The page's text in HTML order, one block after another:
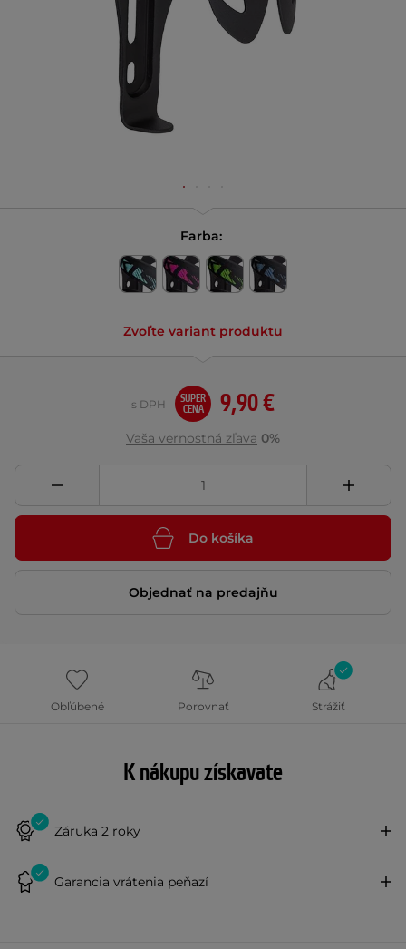
Farba:
Zvoľte variant produktu
9,90 €
s DPH
SUPER
CENA
Vaša vernostná zľava 0%
Do košíka
Objednať na predajňu
Obľúbené Porovnať Strážiť
K nákupu získavate
Záruka 2 roky
Garancia vrátenia peňazí